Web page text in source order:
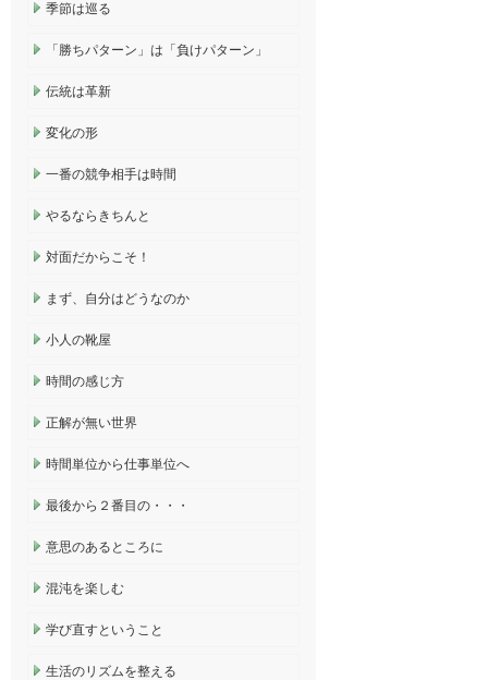
季節は巡る
「勝ちパターン」は「負けパターン」
伝統は革新
変化の形
一番の競争相手は時間
やるならきちんと
対面だからこそ！
まず、自分はどうなのか
小人の靴屋
時間の感じ方
正解が無い世界
時間単位から仕事単位へ
最後から２番目の・・・
意思のあるところに
混沌を楽しむ
学び直すということ
生活のリズムを整える